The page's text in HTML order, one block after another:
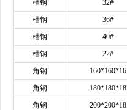
槽钢
32#
槽钢
36#
槽钢
40#
槽钢
22#
角钢
160*160*16
角钢
180*180*18
角钢
200*200*18